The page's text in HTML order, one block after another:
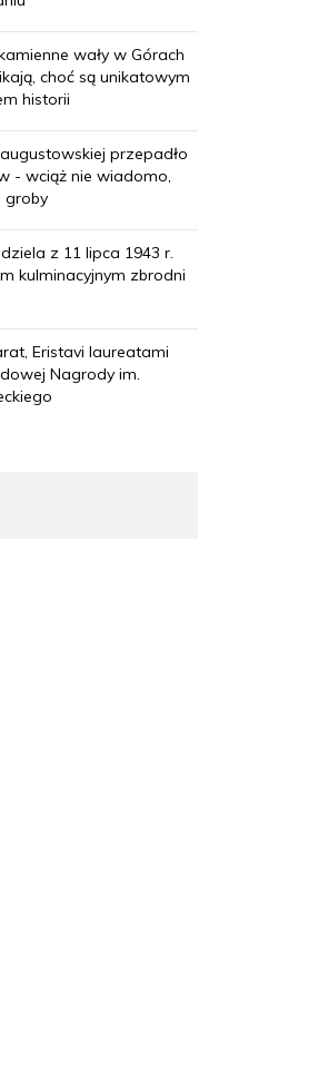
wały w Górach
choć są unikatowym
historii
przepadło
- wciąż nie wiadomo,
groby
z 11 lipca 1943 r.
kulminacyjnym zbrodni
Eristavi laureatami
Nagrody im.